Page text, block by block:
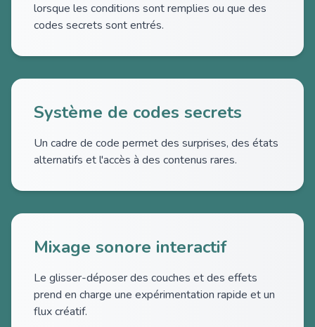
lorsque les conditions sont remplies ou que des
codes secrets sont entrés.
Système de codes secrets
Un cadre de code permet des surprises, des états
alternatifs et l'accès à des contenus rares.
Mixage sonore interactif
Le glisser-déposer des couches et des effets
prend en charge une expérimentation rapide et un
flux créatif.